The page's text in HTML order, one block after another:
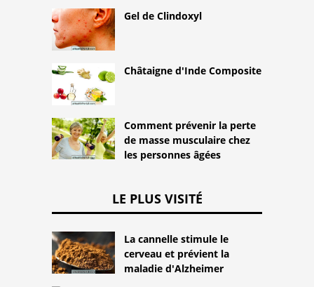
Gel de Clindoxyl
Châtaigne d'Inde Composite
Comment prévenir la perte
de masse musculaire chez
les personnes âgées
LE PLUS VISITÉ
La cannelle stimule le
cerveau et prévient la
maladie d'Alzheimer